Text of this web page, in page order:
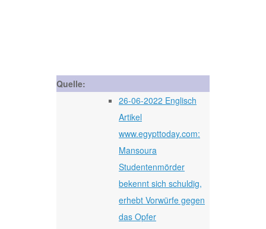
Quelle:
26-06-2022 Englisch
Artikel
www.egypttoday.com:
Mansoura
Studentenmörder
bekennt sich schuldig,
erhebt Vorwürfe gegen
das Opfer